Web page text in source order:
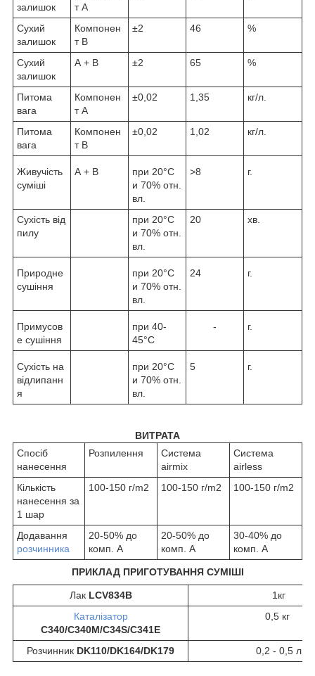
залишок
т А
Сухий
залишок
Компонен
т В
±2 46 %
Сухий
залишок
А + В ±2 65 %
Питома
вага
Компонен
т А
±0,02 1,35 кг/л.
Питома
вага
Компонен
т В
±0,02 1,02 кг/л.
Живучість
суміші
А + В
при 20°C
и 70% отн.
вл.
>8 г.
Сухість від
пилу
при 20°C
и 70% отн.
вл.
20 хв.
Природне
сушіння
при 20°C
и 70% отн.
вл.
24 г.
Примусов
е сушіння
при 40-
45°C
- г.
Сухість на
відлипанн
я
при 20°C
и 70% отн.
вл.
5 г.
ВИТРАТА
Спосіб
нанесення
Розпилення
Система
airmix
Система
airless
Кількість
нанесення за
1 шар
100-150 г/m2 100-150 г/m2 100-150 г/m2
Додавання
розчинника
20-50% до
комп. A
20-50% до
комп. A
30-40% до
комп. A
ПРИКЛАД ПРИГОТУВАННЯ СУМІШІ
Лак LCV834B
1кг
Каталізатор
С340/C340M/C34S/C341E
0,5 кг
Розчинник DK110/DK164/DK179 0,2 - 0,5 л